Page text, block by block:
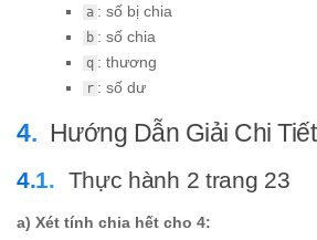
a : số bị chia
b : số chia
q : thương
r : số dư
Hướng Dẫn Giải Chi Tiết
Thực hành 2 trang 23
a) Xét tính chia hết cho 4: